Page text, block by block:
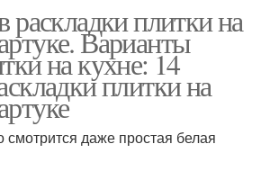
раскладки плитки на
Варианты
на кухне: 14
плитки на
смотрится даже простая белая